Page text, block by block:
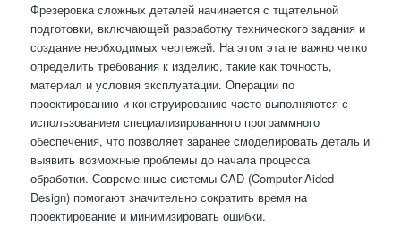
Фрезеровка сложных деталей начинается с тщательной
подготовки, включающей разработку технического задания и
создание необходимых чертежей. На этом этапе важно четко
определить требования к изделию, такие как точность,
материал и условия эксплуатации. Операции по
проектированию и конструированию часто выполняются с
использованием специализированного программного
обеспечения, что позволяет заранее смоделировать деталь и
выявить возможные проблемы до начала процесса
обработки. Современные системы CAD (Computer-Aided
Design) помогают значительно сократить время на
проектирование и минимизировать ошибки.